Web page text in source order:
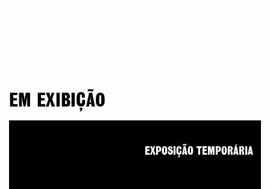
EM EXIBIÇÃO
EXPOSIÇÃO TEMPORÁRIA